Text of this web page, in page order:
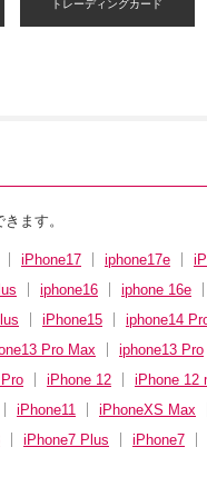
トレーディングカード
ます。
iPhone17 iphone17e
iphone16
iphone 16e
iPhone15
iphone14
Pro Max iphone13 Pro
iPhone 12 iPhone 12
iPhone11 iPhoneXS Max
iPhone7 Plus iPhone7